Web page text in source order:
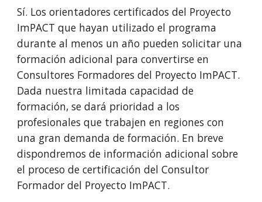
Sí. Los orientadores certificados del Proyecto
ImPACT que hayan utilizado el programa
durante al menos un año pueden solicitar una
formación adicional para convertirse en
Consultores Formadores del Proyecto ImPACT.
Dada nuestra limitada capacidad de
formación, se dará prioridad a los
profesionales que trabajen en regiones con
una gran demanda de formación. En breve
dispondremos de información adicional sobre
el proceso de certificación del Consultor
Formador del Proyecto ImPACT.